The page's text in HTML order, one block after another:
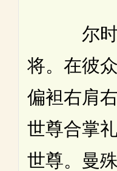
尔时金
将。在彼
偏袒右肩
世尊合掌
世尊。曼